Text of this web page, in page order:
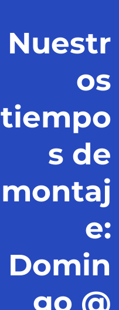
Nuestr
os
tiempo
s de
montaj
e:
Domin
go @